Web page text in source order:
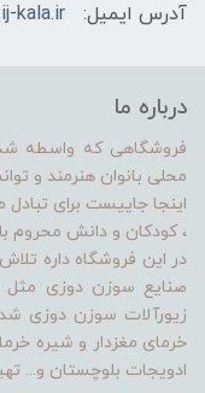
آدرس ایمیل:
kala.ir
درباره ما
فروشگاهی که واسطه
محلی بانوان هنرمند و
اینجا جاییست برای
، کودکان و دانش محروم
در این فروشگاه داره
صنایع سوزن دوزی مثل
زیورآلات سوزن دوزی
خرمای مغزدار و شیره
ادویجات بلوچستان و...